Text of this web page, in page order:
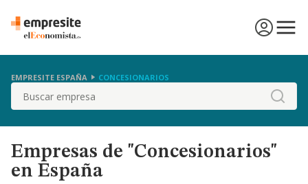
EMPRESITE ESPAÑA CONCESIONARIOS
Buscar
Empresas de "Concesionarios"
en España